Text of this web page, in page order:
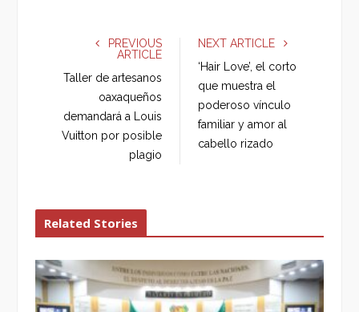
e
o
k
r
g
+
n
PREVIOUS
ARTICLE
Taller de artesanos
oaxaqueños
demandará a Louis
Vuitton por posible
plagio
NEXT ARTICLE
‘Hair Love’, el corto
que muestra el
poderoso vínculo
familiar y amor al
cabello rizado
Related Stories